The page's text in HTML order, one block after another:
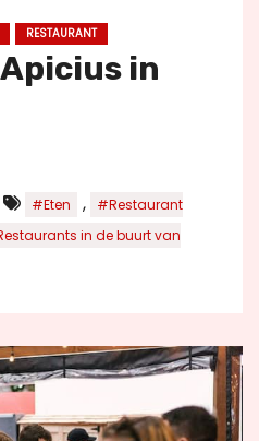
RESTAURANT
in
#Eten ,
#Restaurant
in de buurt van